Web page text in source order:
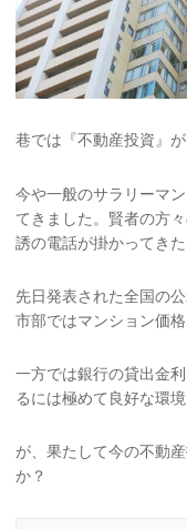
巷では『不動産投資』が
今や一般のサラリーマ
てきました。賢者の方
誘の電話が掛かってき
先日発表された全国の
市部ではマンション価
一方では銀行の貸出金
るには極めて良好な環境
が、果たして今の不動
か？